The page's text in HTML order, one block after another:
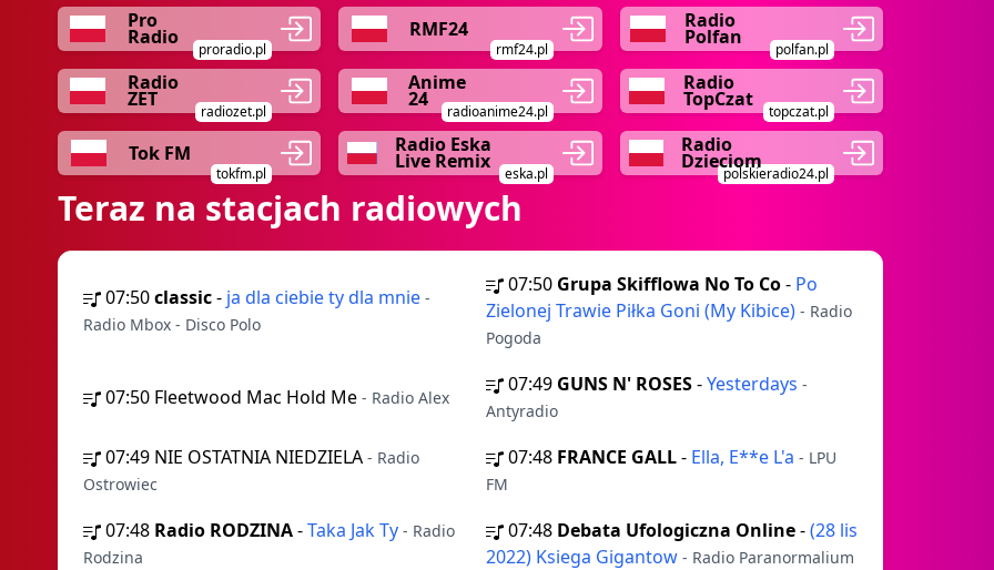
Pro
Radio
proradio.pl
RMF24
rmf24.pl
Radio
Polfan
polfan.pl
Radio
ZET
radiozet.pl
Anime
24
radioanime24.pl
Radio
TopCzat
topczat.pl
Tok FM
tokfm.pl
Radio Eska
Live Remix
eska.pl
Radio
Dzieciom
polskieradio24.pl
Teraz na stacjach radiowych
07:50classic- ja dla ciebie ty dla mnie -
Radio Mbox - Disco Polo
07:50 Grupa Skifflowa No To Co- Po
Zielonej Trawie Piłka Goni (My Kibice) - Radio
Pogoda
07:50 Fleetwood Mac Hold Me - Radio Alex
07:49 GUNS N' ROSES-Yesterdays -
Antyradio
07:49 NIE OSTATNIA NIEDZIELA - Radio
Ostrowiec
07:48 FRANCE GALL- Ella, E**e L'a - LPU
FM
07:48 Radio RODZINA-Taka Jak Ty - Radio
Rodzina
07:48 Debata Ufologiczna Online-(28 lis
2022) Ksiega Gigantow - Radio Paranormalium